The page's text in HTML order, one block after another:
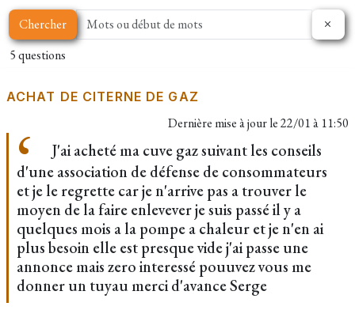
Chercher
5 questions
ACHAT DE CITERNE DE GAZ
Dernière mise à jour le22/01 à 11:50
J'ai acheté ma cuve gaz suivant les conseils
d'une association de défense de consommateurs
et je le regrette car je n'arrive pas a trouver le
moyen de la faire enlevever je suis passé il y a
quelques mois a la pompe a chaleur et je n'en ai
plus besoin elle est presque vide j'ai passe une
annonce mais zero interessé pouuvez vous me
donner un tuyau merci d'avance Serge